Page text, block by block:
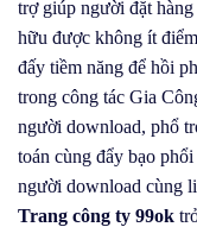
trợ giúp người đặt
hữu được không ít
đấy tiềm năng để hồi
trong công tác Gia
người download, phổ
toán cùng đẩy bạo
người download cùng
Trang công ty 99ok